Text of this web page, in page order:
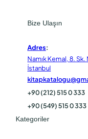
Bize Ulaşın
Adres:
Namık Kemal, 8.
İstanbul
+90 (212) 515 0 333
+90 (549) 515 0 333
Kategoriler